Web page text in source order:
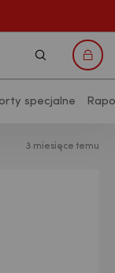
specjalne
Szukaj
-
3 miesięce temu